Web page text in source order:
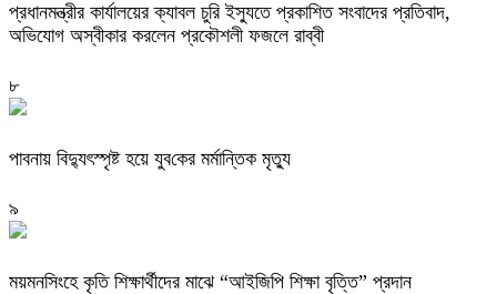
প্রধানমন্ত্রীর কার্যালয়ের ক্যাবল চুরি ইস্যুতে প্রকাশিত সংবাদের প্রতিবাদ,
অভিযোগ অস্বীকার করলেন প্রকৌশলী ফজলে রাব্বী
৮
পাবনায় বিদ্যুৎস্পৃষ্ট হয়ে যুব‌কের মর্মান্তিক মৃত্যু
৯
ময়মনসিংহে কৃতি শিক্ষার্থীদের মাঝে “আইজিপি শিক্ষা বৃত্তি” প্রদান